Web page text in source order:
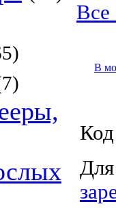
Все
В
Код